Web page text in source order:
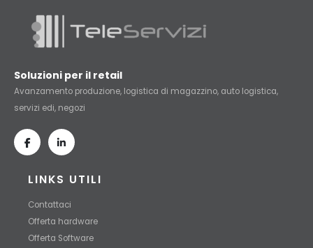
Soluzioni per il retail
Avanzamento produzione, logistica di magazzino, auto logistica,
servizi edi, negozi
LINKS UTILI
Contattaci
Offerta hardware
Offerta Software